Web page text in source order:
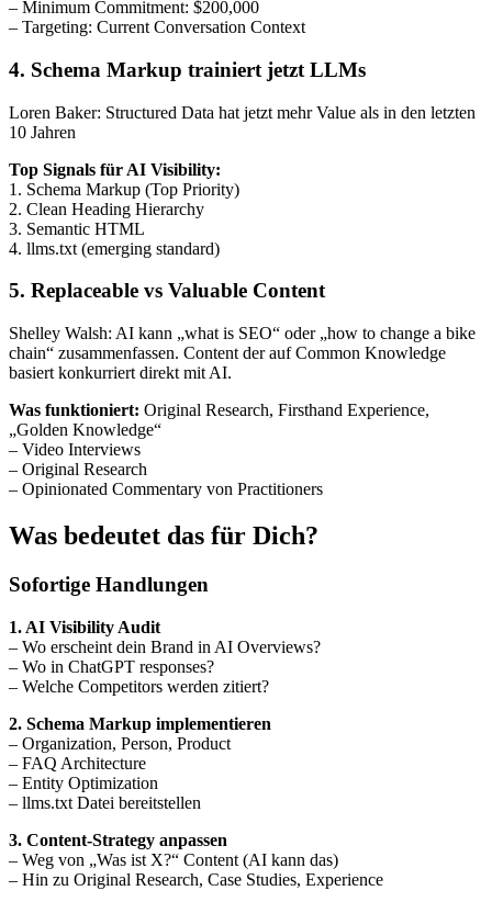
– Minimum Commitment: $200,000
– Targeting: Current Conversation Context
4. Schema Markup trainiert jetzt LLMs
Loren Baker: Structured Data hat jetzt mehr Value als in den letzten
10 Jahren
Top Signals für AI Visibility:
1. Schema Markup (Top Priority)
2. Clean Heading Hierarchy
3. Semantic HTML
4. llms.txt (emerging standard)
5. Replaceable vs Valuable Content
Shelley Walsh: AI kann „what is SEO“ oder „how to change a bike
chain“ zusammenfassen. Content der auf Common Knowledge
basiert konkurriert direkt mit AI.
Was funktioniert: Original Research, Firsthand Experience,
„Golden Knowledge“
– Video Interviews
– Original Research
– Opinionated Commentary von Practitioners
Was bedeutet das für Dich?
Sofortige Handlungen
1. AI Visibility Audit
– Wo erscheint dein Brand in AI Overviews?
– Wo in ChatGPT responses?
– Welche Competitors werden zitiert?
2. Schema Markup implementieren
– Organization, Person, Product
– FAQ Architecture
– Entity Optimization
– llms.txt Datei bereitstellen
3. Content-Strategy anpassen
– Weg von „Was ist X?“ Content (AI kann das)
– Hin zu Original Research, Case Studies, Experience